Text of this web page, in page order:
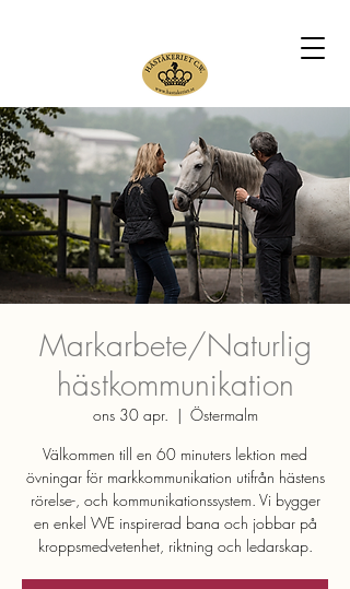
Markarbete/Naturlig
hästkommunikation
ons 30 apr.
  |
Östermalm
Välkommen till en 60 minuters lektion med
övningar för markkommunikation utifrån hästens
rörelse-, och kommunikationssystem. Vi bygger
en enkel WE inspirerad bana och jobbar på
kroppsmedvetenhet, riktning och ledarskap.